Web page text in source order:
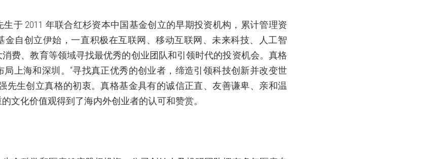
生于 2011 年联合红杉资本中国基金创立的早期投资机构，累计管理资
金自创立伊始，一直积极在互联网、移动互联网、未来科技、人工智
费、教育等领域寻找最优秀的创业团队和引领时代的投资机会。真格
上海和深圳。“寻找真正优秀的创业者，缔造引领科技创新并改变世
先生创立真格的初衷。真格基金具有的诚信正直、友善谦卑、亲和温
文化价值观得到了海内外创业者的认可和赞赏。